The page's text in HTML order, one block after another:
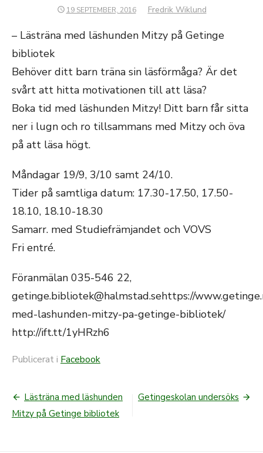
PUBLICERAT
19 SEPTEMBER, 2016 Författare
Fredrik Wiklund
– Lästräna med läshunden Mitzy på Getinge
bibliotek
Behöver ditt barn träna sin läsförmåga? Är det
svårt att hitta motivationen till att läsa?
Boka tid med läshunden Mitzy! Ditt barn får sitta
ner i lugn och ro tillsammans med Mitzy och öva
på att läsa högt.
Måndagar 19/9, 3/10 samt 24/10.
Tider på samtliga datum: 17.30-17.50, 17.50-
18.10, 18.10-18.30
Samarr. med Studiefrämjandet och VOVS
Fri entré.
Föranmälan 035-546 22,
getinge.bibliotek@halmstad.sehttps://
med-lashunden-mitzy-pa-getinge-bibliotek/
http://ift.tt/1yHRzh6
Publicerat i Facebook
Inläggsnavigering
Lästräna med läshunden
Mitzy på Getinge bibliotek
Getingeskolan undersöks